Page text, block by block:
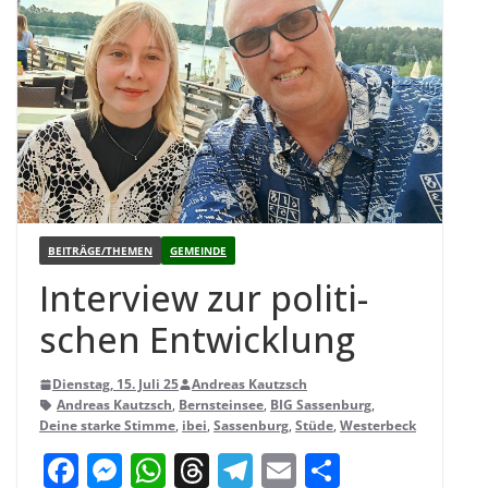
BEITRÄGE/THEMEN GEMEINDE
Inter­view zur poli­ti­
schen Entwicklung
Dienstag, 15. Juli 25
Andreas Kautzsch
Andreas Kautzsch, Bernsteinsee, BIG Sassenburg,
Deine starke Stimme, ibei, Sassenburg, Stüde, Westerbeck
F M W T T E